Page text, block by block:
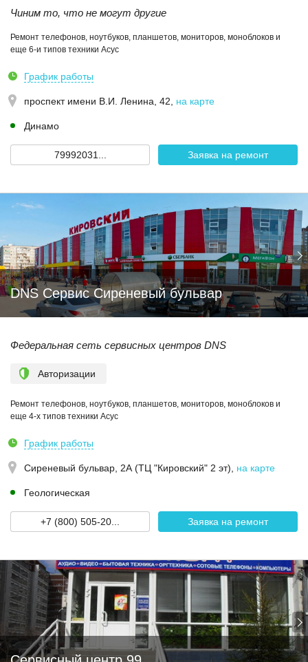
Чиним то, что не могут другие
Ремонт телефонов, ноутбуков, планшетов, мониторов, моноблоков и
еще 6-и типов техники Асус
График работы
проспект имени В.И. Ленина, 42 на карте
Динамо
79992031... Заявка на ремонт
DNS Сервис Сиреневый бульвар
Федеральная сеть сервисных центров DNS
Авторизации
Ремонт телефонов, ноутбуков, планшетов, мониторов, моноблоков и
еще 4-х типов техники Асус
График работы
Сиреневый бульвар, 2А (ТЦ "Кировский" 2 эт) на карте
Геологическая
+7 (800) 505-20... Заявка на ремонт